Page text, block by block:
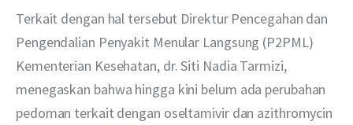
Terkait dengan hal tersebut Direktur Pencegahan dan
Pengendalian Penyakit Menular Langsung (P2PML)
Kementerian Kesehatan, dr. Siti Nadia Tarmizi,
menegaskan bahwa hingga kini belum ada perubahan
pedoman terkait dengan oseltamivir dan azithromycin